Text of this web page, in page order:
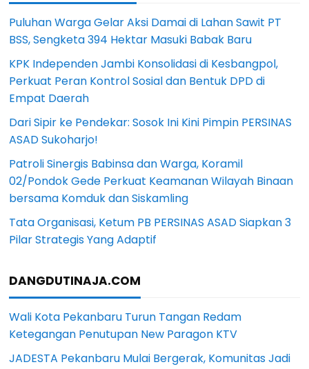
Puluhan Warga Gelar Aksi Damai di Lahan Sawit PT
BSS, Sengketa 394 Hektar Masuki Babak Baru
KPK Independen Jambi Konsolidasi di Kesbangpol,
Perkuat Peran Kontrol Sosial dan Bentuk DPD di
Empat Daerah
Dari Sipir ke Pendekar: Sosok Ini Kini Pimpin PERSINAS
ASAD Sukoharjo!
Patroli Sinergis Babinsa dan Warga, Koramil
02/Pondok Gede Perkuat Keamanan Wilayah Binaan
bersama Komduk dan Siskamling
Tata Organisasi, Ketum PB PERSINAS ASAD Siapkan 3
Pilar Strategis Yang Adaptif
DANGDUTINAJA.COM
Wali Kota Pekanbaru Turun Tangan Redam
Ketegangan Penutupan New Paragon KTV
JADESTA Pekanbaru Mulai Bergerak, Komunitas Jadi